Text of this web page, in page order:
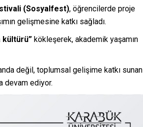
(Sosyalfest), öğrencilerde proje
gelişmesine katkı sağladı.
kültürü” kökleşerek, akademik yaşamın
değil, toplumsal gelişime katkı sunan
devam ediyor.